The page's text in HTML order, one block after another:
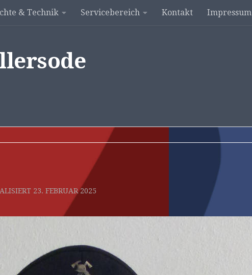
& Technik Servicebereich Kontakt Impressum
23. FEBRUAR 2025